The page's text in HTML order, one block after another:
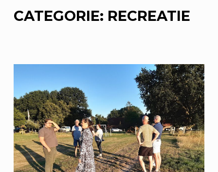
CATEGORIE: RECREATIE